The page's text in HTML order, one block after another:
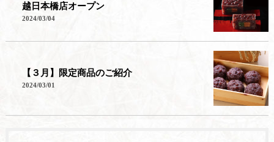
越日本橋店オープン
2024/03/04
【３月】限定商品のご紹介
2024/03/01